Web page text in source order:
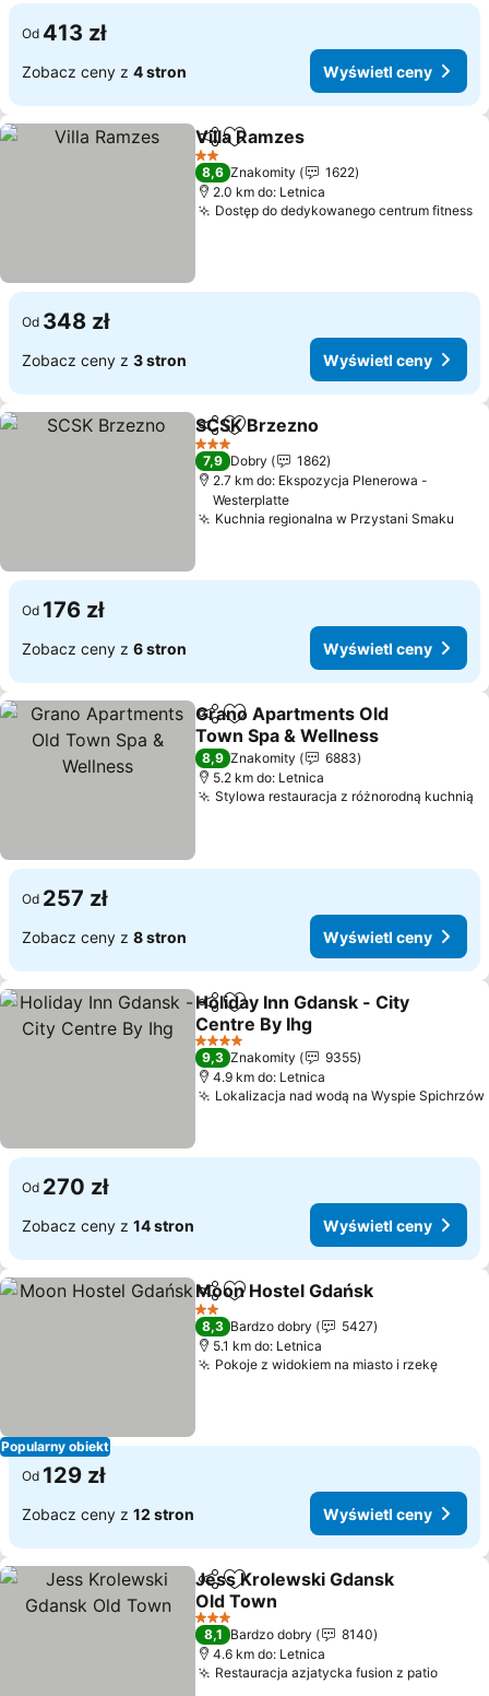
Od 413 zł
Zobacz ceny z 4 stron Wyświetl ceny
Udostępnij
Dodaj do ulubionych
Villa Ramzes
2 Kategoria
8,6 Znakomity
1622
2.0 km do: Letnica
Dostęp do dedykowanego centrum fitness
Od 348 zł
Zobacz ceny z 3 stron Wyświetl ceny
Udostępnij
Dodaj do ulubionych
SCSK Brzezno
3 Kategoria
7,9 Dobry
1862
2.7 km do: Ekspozycja Plenerowa -
Westerplatte
Kuchnia regionalna w Przystani Smaku
Od 176 zł
Zobacz ceny z 6 stron Wyświetl ceny
Udostępnij
Dodaj do ulubionych
Grano Apartments Old
Town Spa & Wellness
Wyświetl ceny
8,9 Znakomity
6883
5.2 km do: Letnica
Stylowa restauracja z różnorodną kuchnią
Od 257 zł
Zobacz ceny z 8 stron Wyświetl ceny
Udostępnij
Dodaj do ulubionych
Holiday Inn Gdansk - City
Centre By Ihg
Wyświetl ceny
4 Kategoria
9,3 Znakomity
9355
4.9 km do: Letnica
Lokalizacja nad wodą na Wyspie Spichrzów
Od 270 zł
Zobacz ceny z 14 stron Wyświetl ceny
Popularny obiekt
Udostępnij
Dodaj do ulubionych
Moon Hostel Gdańsk
2 Kategoria
8,3 Bardzo dobry
5427
5.1 km do: Letnica
Pokoje z widokiem na miasto i rzekę
Od 129 zł
Zobacz ceny z 12 stron Wyświetl ceny
Udostępnij
Dodaj do ulubionych
Jess Krolewski Gdansk
Old Town
Wyświetl ceny
3 Kategoria
8,1 Bardzo dobry
8140
4.6 km do: Letnica
Restauracja azjatycka fusion z patio